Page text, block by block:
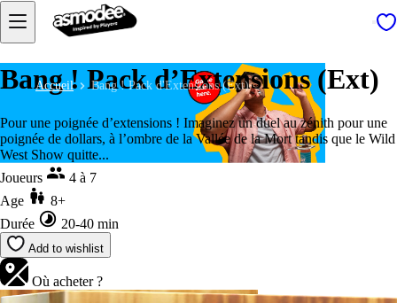
Accueil Bang ! Pack d'Extensions (Ext)
Bang ! Pack d’Extensions (Ext)
Pour une poignée d’extensions ! Imaginez un duel au zénith pour une
poignée de dollars, à l’ombre de la Vallée de la Mort tandis que le Wild
West Show quitte...
Joueurs
4 à 7
Age
8+
Durée
20-40 min
Add to wishlist
Où acheter ?